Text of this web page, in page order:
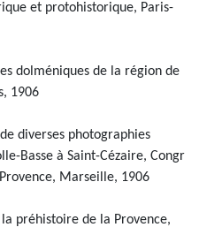
et protohistorique, Paris-
dolméniques de la région de
1906
diverses photographies
Basse à Saint-Cézaire, Congr
Marseille, 1906
préhistoire de la Provence,